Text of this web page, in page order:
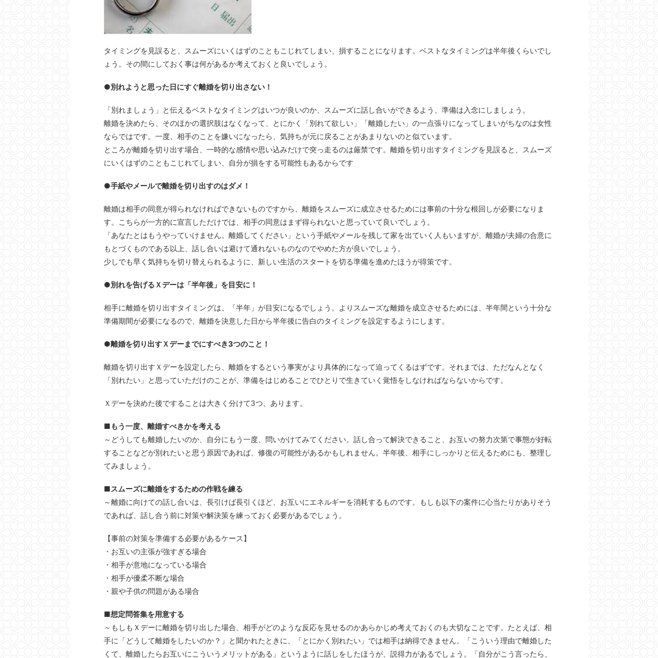
タイミングを見誤ると、スムーズにいくはずのこともこじれてしまい、損することになります。ベストなタイミングは半年後くらいでし
ょう。その間にしておく事は何があるか考えておくと良いでしょう。
●別れようと思った日にすぐ離婚を切り出さない！
「別れましょう」と伝えるベストなタイミングはいつが良いのか、スムーズに話し合いができるよう、準備は入念にしましょう。
離婚を決めたら、そのほかの選択肢はなくなって、とにかく「別れて欲しい」「離婚したい」の一点張りになってしまいがちなのは女性
ならではです。一度、相手のことを嫌いになったら、気持ちが元に戻ることがあまりないのと似ています。
ところが離婚を切り出す場合、一時的な感情や思い込みだけで突っ走るのは厳禁です。離婚を切り出すタイミングを見誤ると、スムーズ
にいくはずのこともこじれてしまい、自分が損をする可能性もあるからです
●手紙やメールで離婚を切り出すのはダメ！
離婚は相手の同意が得られなければできないものですから、離婚をスムーズに成立させるためには事前の十分な根回しが必要になりま
す。こちらが一方的に宣言しただけでは、相手の同意はまず得られないと思っていて良いでしょう。
「あなたとはもうやっていけません。離婚してください」という手紙やメールを残して家を出ていく人もいますが、離婚が夫婦の合意に
もとづくものである以上、話し合いは避けて通れないものなのでやめた方が良いでしょう。
少しでも早く気持ちを切り替えられるように、新しい生活のスタートを切る準備を進めたほうが得策です。
●別れを告げるＸデーは「半年後」を目安に！
相手に離婚を切り出すタイミングは、「半年」が目安になるでしょう。よりスムーズな離婚を成立させるためには、半年間という十分な
準備期間が必要になるので、離婚を決意した日から半年後に告白のタイミングを設定するようにします。
●離婚を切り出すＸデーまでにすべき3つのこと！
離婚を切り出すＸデーを設定したら、離婚をするという事実がより具体的になって迫ってくるはずです。それまでは、ただなんとなく
「別れたい」と思っていただけのことが、準備をはじめることでひとりで生きていく覚悟をしなければならないからです。
Ｘデーを決めた後ですることは大きく分けて3つ、あります。
■もう一度、離婚すべきかを考える
～どうしても離婚したいのか、自分にもう一度、問いかけてみてください。話し合って解決できること、お互いの努力次第で事態が好転
することなどが別れたいと思う原因であれば、修復の可能性があるかもしれません。半年後、相手にしっかりと伝えるためにも、整理し
てみましょう。
■スムーズに離婚をするための作戦を練る
～離婚に向けての話し合いは、長引けば長引くほど、お互いにエネルギーを消耗するものです。もしも以下の案件に心当たりがありそう
であれば、話し合う前に対策や解決策を練っておく必要があるでしょう。
【事前の対策を準備する必要があるケース】
・お互いの主張が強すぎる場合
・相手が意地になっている場合
・相手が優柔不断な場合
・親や子供の問題がある場合
■想定問答集を用意する
～もしもＸデーに離婚を切り出した場合、相手がどのような反応を見せるのかあらかじめ考えておくのも大切なことです。たとえば、相
手に「どうして離婚をしたいのか？」と聞かれたときに、「とにかく別れたい」では相手は納得できません。「こういう理由で離婚した
くて、離婚したらお互いにこういうメリットがある」というように話しをしたほうが、説得力があるでしょう。「自分がこう言ったら、